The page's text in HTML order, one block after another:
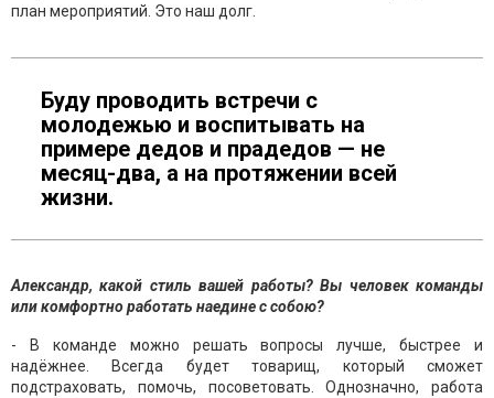
план мероприятий. Это наш долг.
Буду проводить встречи с
молодежью и воспитывать на
примере дедов и прадедов — не
месяц-два, а на протяжении всей
жизни.
Александр, какой стиль вашей работы? Вы человек команды
или комфортно работать наедине с собою?
- В команде можно решать вопросы лучше, быстрее и
надёжнее. Всегда будет товарищ, который сможет
подстраховать, помочь, посоветовать. Однозначно, работа